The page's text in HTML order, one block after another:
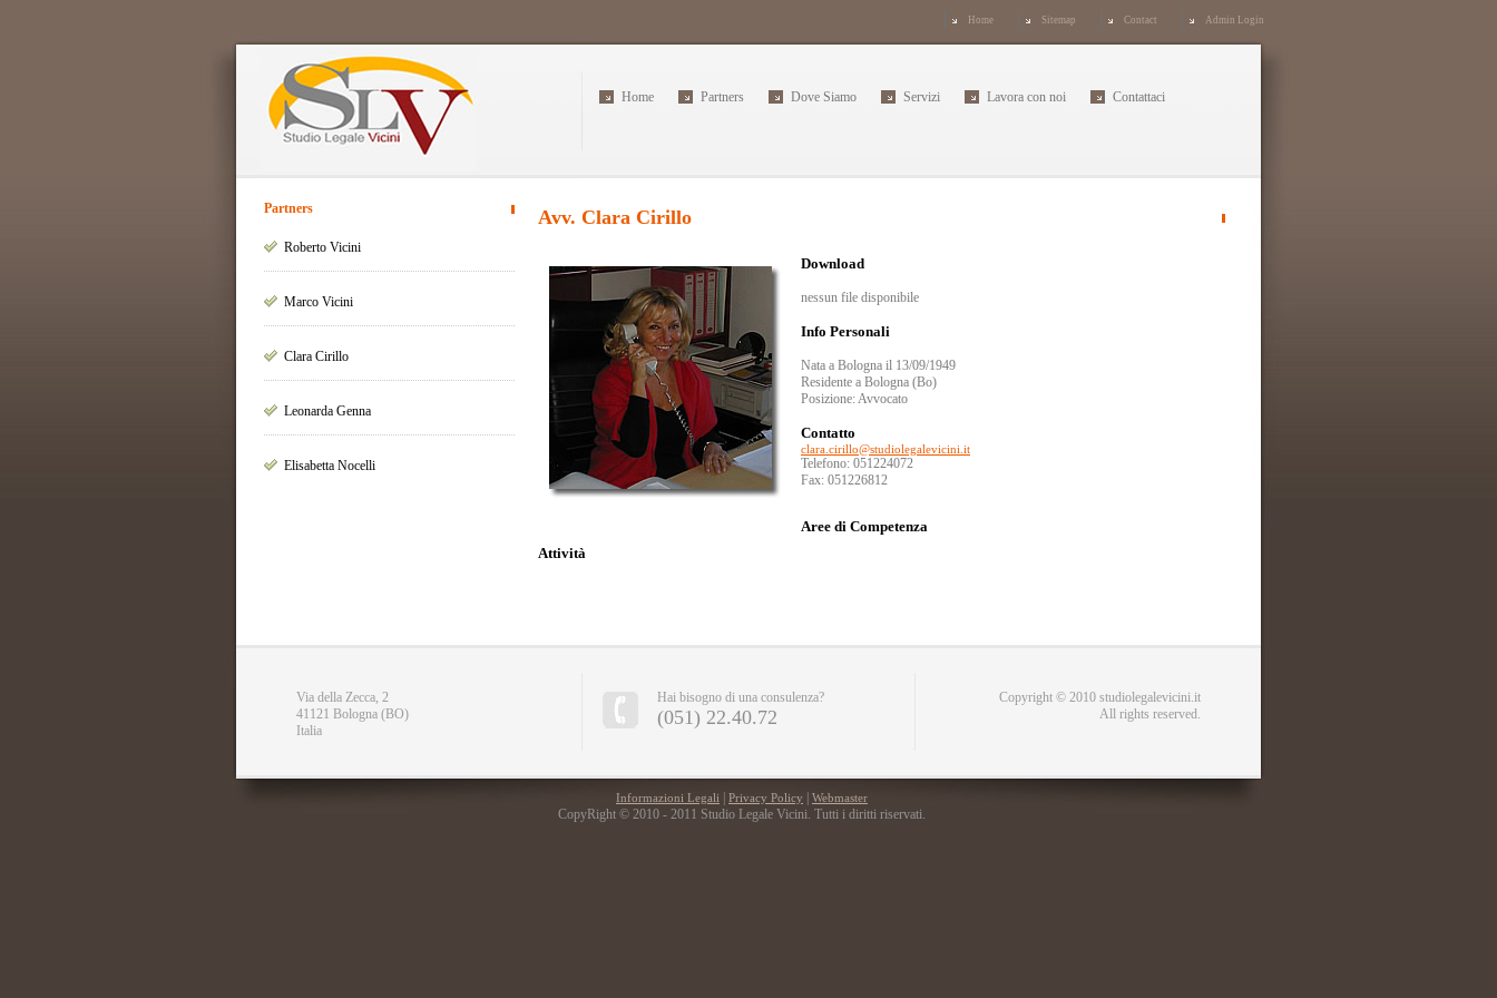
Home Sitemap Contact Admin Login
Home Partners Dove Siamo Servizi Lavora con noi Contattaci
Partners
Roberto Vicini
Marco Vicini
Clara Cirillo
Leonarda Genna
Elisabetta Nocelli
Avv. Clara Cirillo
Download
nessun file disponibile
Info Personali
Nata a Bologna il 13/09/1949
Residente a Bologna (Bo)
Posizione: Avvocato
Contatto
clara.cirillo@studiolegalevicini.it
Telefono: 051224072
Fax: 051226812
Aree di Competenza
Attività
Via della Zecca, 2
41121 Bologna (BO)
Italia
Hai bisogno di una consulenza?
(051) 22.40.72
Copyright © 2010 studiolegalevicini.it
All rights reserved.
Informazioni Legali Privacy Policy Webmaster
CopyRight © 2010 - 2011 Studio Legale Vicini. Tutti i diritti riservati.